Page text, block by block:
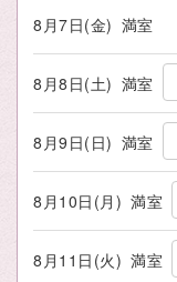
8月7日(金) 満室
8月8日(土) 満室
8月9日(日) 満室
8月10日(月) 満室
8月11日(火) 満室